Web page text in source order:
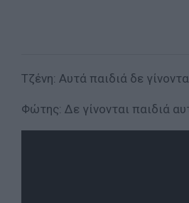
Τζένη: Αυτά παιδιά δε
Φώτης: Δε γίνονται παιδιά